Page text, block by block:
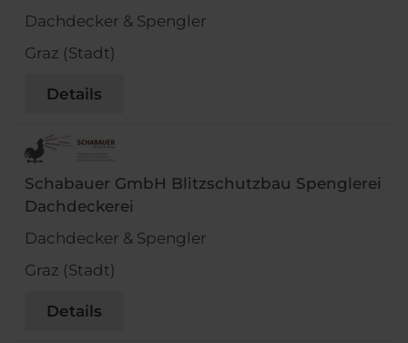
Dachdecker & Spengler
Graz (Stadt)
Details
Schabauer GmbH Blitzschutzbau Spenglerei
Dachdeckerei
Dachdecker & Spengler
Graz (Stadt)
Details